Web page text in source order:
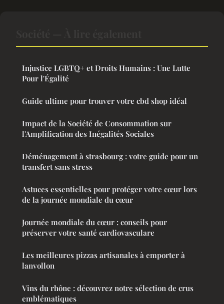
Injustice LGBTQ+ et Droits Humains : Une Lutte
Pour l'Égalité
Guide ultime pour trouver votre cbd shop idéal
Impact de la Société de Consommation sur
l'Amplification des Inégalités Sociales
Déménagement à strasbourg : votre guide pour un
transfert sans stress
Astuces essentielles pour protéger votre cœur lors
de la journée mondiale du cœur
Journée mondiale du cœur : conseils pour
préserver votre santé cardiovasculare
Les meilleures pizzas artisanales à emporter à
lanvollon
Vins du rhône : découvrez notre sélection de crus
emblématiques